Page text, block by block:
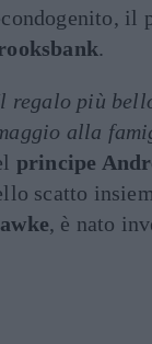
il
.
regalo più
alla
principe
scatto
, è nato